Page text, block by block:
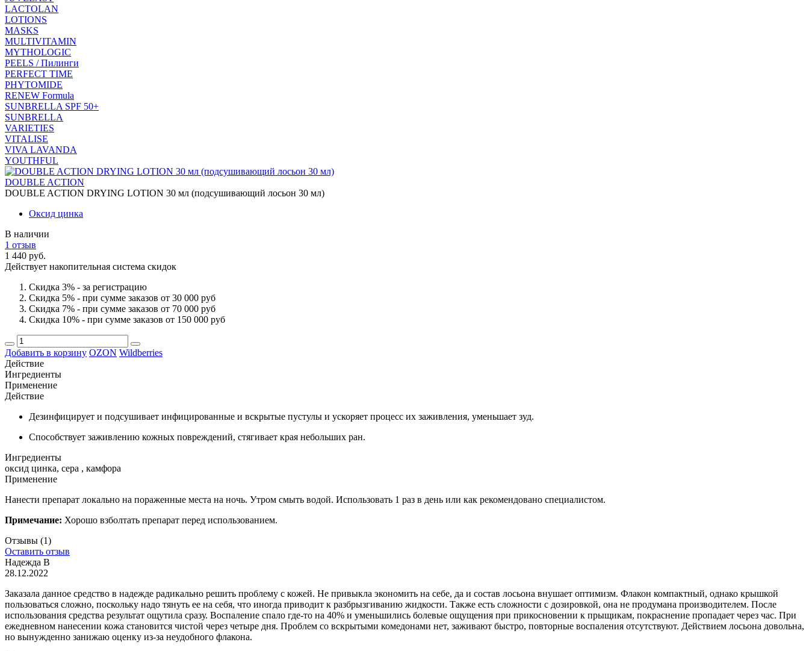
LACTOLAN
LOTIONS
MASKS
MULTIVITAMIN
MYTHOLOGIC
PEELS / Пилинги
PERFECT TIME
PHYTOMIDE
RENEW Formula
SUNBRELLA SPF 50+
SUNBRELLA
VARIETIES
VITALISE
VIVA LAVANDA
YOUTHFUL
DOUBLE ACTION
DOUBLE ACTION DRYING LOTION 30 мл (подсушивающий лосьон 30 мл)
Оксид цинка
В наличии
1 отзыв
1 440 руб.
Действует накопительная система скидок
Скидка 3% - за регистрацию
Скидка 5% - при сумме заказов от 30 000 руб
Скидка 7% - при сумме заказов от 70 000 руб
Скидка 10% - при сумме заказов от 150 000 руб
Добавить в корзину OZON Wildberries
Действие
Ингредиенты
Применение
Действие
Дезинфицирует и подсушивает инфицированные и вскрытые пустулы и ускоряет процесс их заживления, уменьшает зуд.
Способствует заживлению кожных повреждений, стягивает края небольших ран.
Ингредиенты
оксид цинка, сера , камфора
Применение
Нанести препарат локально на пораженные места на ночь. Утром смыть водой. Использовать 1 раз в день или как рекомендовано специалистом.
Примечание: Хорошо взболтать препарат перед использованием.
Отзывы (1)
Оставить отзыв
Надежда В
28.12.2022
Заказала данное средство в надежде радикально решить проблему с кожей. Не привыкла экономить на себе, да и состав лосьона внушает оптимизм. Флакон компактный, однако крышкой
пользоваться сложно, поскольку надо тянуть ее на себя, что иногда приводит к разбрызгиванию жидкости. Также есть сложности с дозировкой, она не продумана производителем. После
использования средства результат ощутила сразу. Воспаление спало где-то на 40% и уменьшились болевые ощущения при прикосновении к прыщикам, покраснение пропадает через час. При
ежедневном нанесении кожа становится чистой через четыре дня. Проблем со вскрытыми комедонами нет, заживают быстро, повторные воспаления отсутствуют. Действием лосьона довольна,
но вынужденно занижаю оценку из-за неудобного флакона.